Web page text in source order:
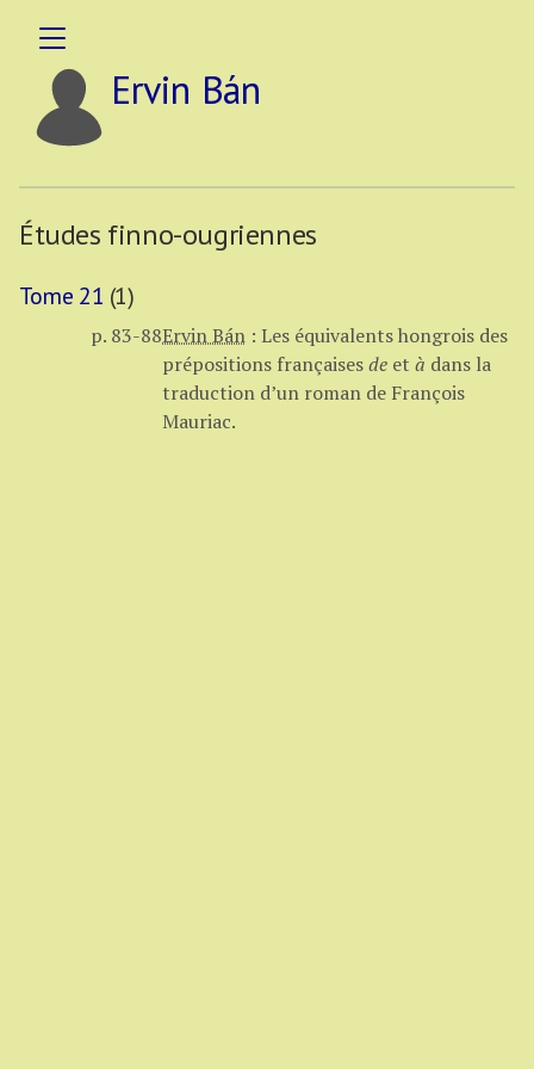
Ervin Bán
Études finno-ougriennes
Tome 21 (1)
p. 83-88Ervin Bán : Les équivalents hongrois des
prépositions françaisesde et à dans la
traduction d’un roman de François
Mauriac.